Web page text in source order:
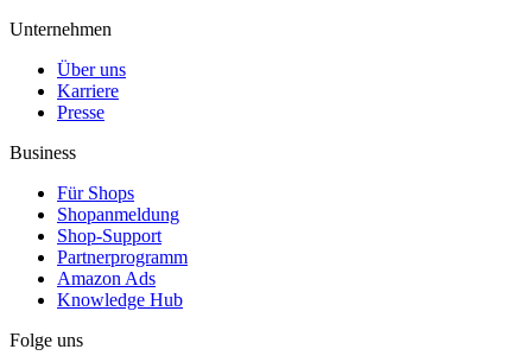
Unternehmen
Über uns
Karriere
Presse
Business
Für Shops
Shopanmeldung
Shop-Support
Partnerprogramm
Amazon Ads
Knowledge Hub
Folge uns